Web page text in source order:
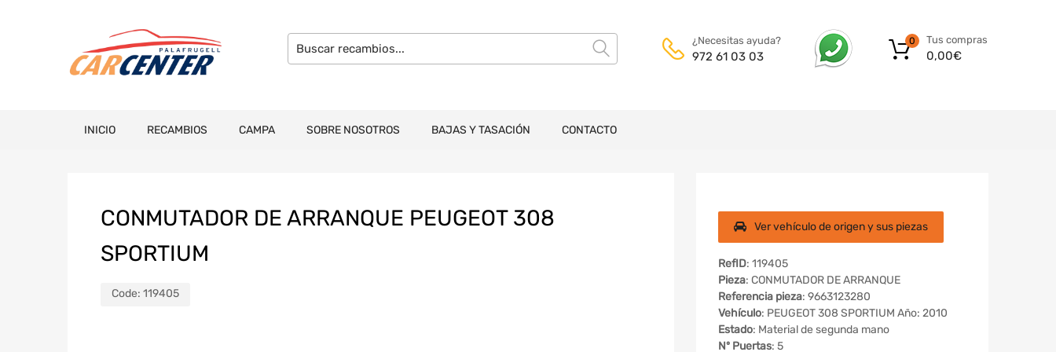
¿Necesitas ayuda?
972 61 03 03
Tus compras
0,00€
0
INICIO RECAMBIOS CAMPA SOBRE NOSOTROS BAJAS Y TASACIÓN CONTACTO
CONMUTADOR DE ARRANQUE PEUGEOT 308
SPORTIUM
Code: 119405
Ver vehículo de origen y sus piezas
RefID: 119405
Pieza: CONMUTADOR DE ARRANQUE
Referencia pieza: 9663123280
Vehículo: PEUGEOT 308 SPORTIUM Año: 2010
Estado: Material de segunda mano
Nº Puertas: 5